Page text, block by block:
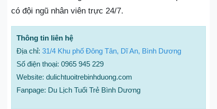
có đội ngũ nhân viên trực 24/7.
Thông tin liên hệ
Địa chỉ: 31/4 Khu phố Đông Tân, Dĩ An, Bình Dương
Số điện thoại: 0965 945 229
Website: dulichtuoitrebinhduong.com
Fanpage: Du Lịch Tuổi Trẻ Bình Dương